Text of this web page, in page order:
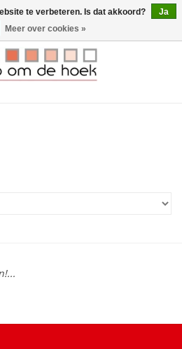
0 Artikelen - €0,00
te verbeteren. Is dat akkoord?
Ja
Meer over cookies »